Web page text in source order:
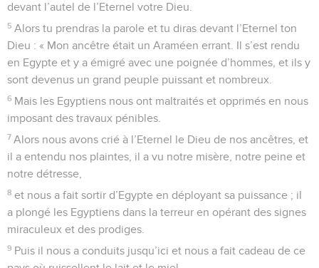
devant l’autel de l’Eternel votre Dieu.
5 Alors tu prendras la parole et tu diras devant l’Eternel ton
Dieu : « Mon ancêtre était un Araméen errant. Il s’est rendu
en Egypte et y a émigré avec une poignée d’hommes, et ils y
sont devenus un grand peuple puissant et nombreux.
6 Mais les Egyptiens nous ont maltraités et opprimés en nous
imposant des travaux pénibles.
7 Alors nous avons crié à l’Eternel le Dieu de nos ancêtres, et
il a entendu nos plaintes, il a vu notre misère, notre peine et
notre détresse,
8 et nous a fait sortir d’Egypte en déployant sa puissance ; il
a plongé les Egyptiens dans la terreur en opérant des signes
miraculeux et des prodiges.
9 Puis il nous a conduits jusqu’ici et nous a fait cadeau de ce